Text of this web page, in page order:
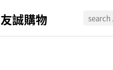
友誠購物